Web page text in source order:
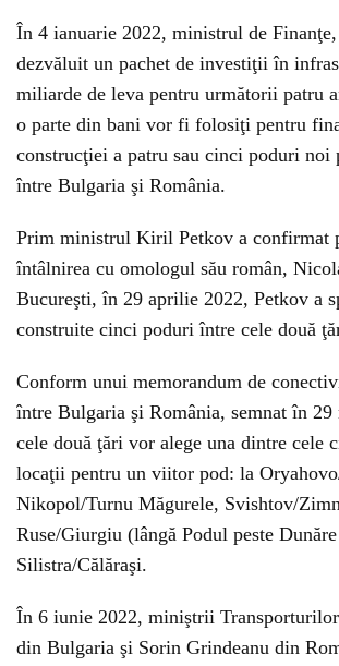
În 4 ianuarie 2022, ministrul de
dezvăluit un pachet de investiţii în
miliarde de leva pentru următorii patru
o parte din bani vor fi folosiţi pentru
construcţiei a patru sau cinci poduri noi
între Bulgaria şi România.
Prim ministrul Kiril Petkov a confirmat
întâlnirea cu omologul său român,
Bucureşti, în 29 aprilie 2022, Petkov a
construite cinci poduri între cele două
Conform unui memorandum de
între Bulgaria şi România, semnat în 29
cele două ţări vor alege una dintre cele
locaţii pentru un viitor pod: la
Nikopol/Turnu Măgurele, Svishtov/
Ruse/Giurgiu (lângă Podul peste
Silistra/Călăraşi.
În 6 iunie 2022, miniştrii
din Bulgaria şi Sorin Grindeanu din